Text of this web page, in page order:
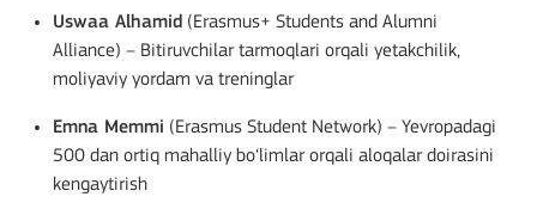
Uswaa Alhamid (Erasmus+ Students and Alumni
Alliance) – Bitiruvchilar tarmoqlari orqali yetakchilik,
moliyaviy yordam va treninglar
Emna Memmi (Erasmus Student Network) – Yevropadagi
500 dan ortiq mahalliy bo‘limlar orqali aloqalar doirasini
kengaytirish